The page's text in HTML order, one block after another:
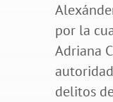
por la
Adriana
delitos